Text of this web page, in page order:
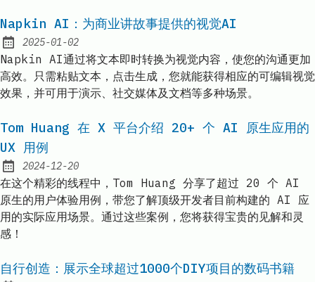
Napkin AI：为商业讲故事提供的视觉AI
Published:
2025-01-02
Napkin AI通过将文本即时转换为视觉内容，使您的沟通更加
高效。只需粘贴文本，点击生成，您就能获得相应的可编辑视觉
效果，并可用于演示、社交媒体及文档等多种场景。
Tom Huang 在 X 平台介绍 20+ 个 AI 原生应用的
UX 用例
Published:
2024-12-20
在这个精彩的线程中，Tom Huang 分享了超过 20 个 AI
原生的用户体验用例，带您了解顶级开发者目前构建的 AI 应
用的实际应用场景。通过这些案例，您将获得宝贵的见解和灵
感！
自行创造：展示全球超过1000个DIY项目的数码书籍